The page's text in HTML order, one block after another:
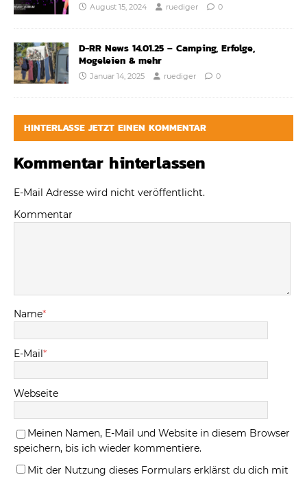
August 15, 2024 ruediger 0
D-RR News 14.01.25 – Camping, Erfolge,
Mogeleien & mehr
Januar 14, 2025 ruediger 0
HINTERLASSE JETZT EINEN KOMMENTAR
Kommentar hinterlassen
E-Mail Adresse wird nicht veröffentlicht.
Kommentar
Name*
E-Mail *
Webseite
Meinen Namen, E-Mail und Website in diesem Browser
speichern, bis ich wieder kommentiere.
Mit der Nutzung dieses Formulars erklärst du dich mit